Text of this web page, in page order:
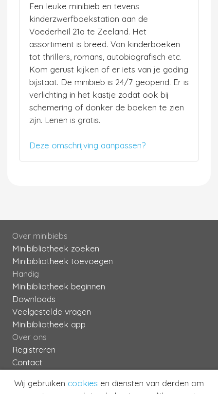
Een leuke minibieb en tevens
kinderzwerfboekstation aan de
Voederheil 21a te Zeeland. Het
assortiment is breed. Van kinderboeken
tot thrillers, romans, autobiografisch etc.
Kom gerust kijken of er iets van je gading
bijstaat. De minibieb is 24/7 geopend. Er is
verlichting in het kastje zodat ook bij
schemering of donker de boeken te zien
zijn. Lenen is gratis.
Deze omschrijving aanpassen?
Wij gebruiken cookies en diensten van derden om
Over minibiebs
Minibibliotheek zoeken
Minibibliotheek toevoegen
Handig
Minibibliotheek beginnen
Downloads
Veelgestelde vragen
Minibibliotheek app
Over ons
Registreren
Contact
Privacy